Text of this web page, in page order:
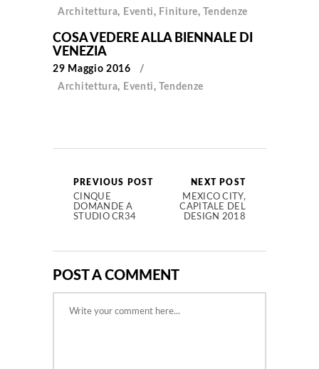
Architettura, Eventi, Finiture,Tendenze
COSA VEDERE ALLA BIENNALE DI
VENEZIA
29 Maggio 2016
Architettura, Eventi,Tendenze
PREVIOUS POST
CINQUE
DOMANDE A
STUDIO CR34
NEXT POST
MEXICO CITY,
CAPITALE DEL
DESIGN 2018
POST A COMMENT